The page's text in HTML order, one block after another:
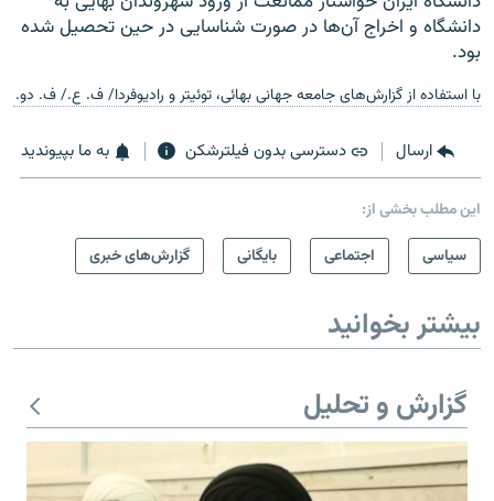
دانشگاه و اخراج آن‌ها در صورت شناسایی در حین تحصیل شده
بود.
با استفاده از گزارش‌های جامعه جهانی بهائی، توئیتر و رادیوفردا/ ف. ع./ ف. دو.
ارسال دسترسی بدون فیلترشکن به ما بپیوندید
این مطلب بخشی از:
سیاسی
اجتماعی بایگانی گزارش‌های خبری
بیشتر بخوانید
گزارش و تحلیل